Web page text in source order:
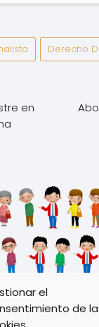
el
de
Derecho
en
Tarjeta